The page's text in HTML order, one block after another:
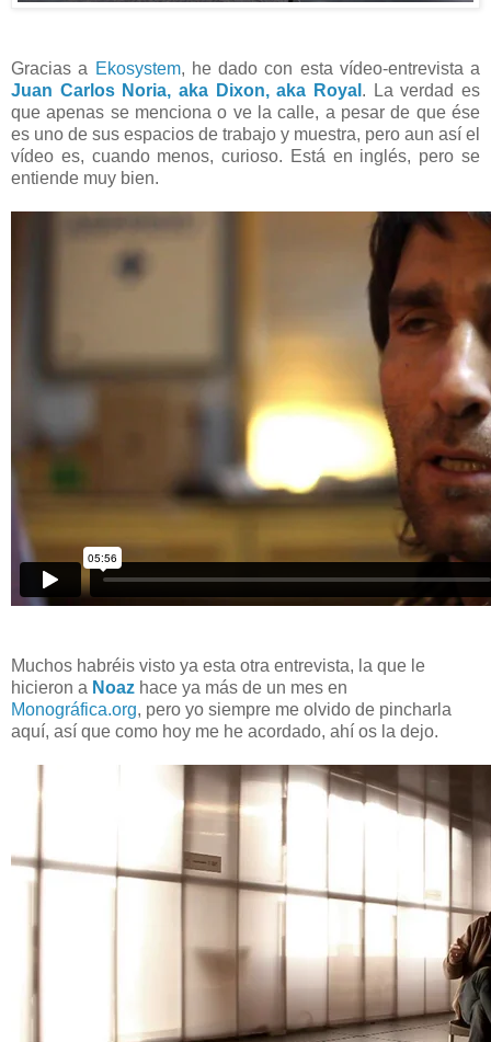
Gracias a Ekosystem, he dado con esta vídeo-entrevista a
Juan Carlos Noria, aka Dixon, aka Royal . La verdad es
que apenas se menciona o ve la calle, a pesar de que ése
es uno de sus espacios de trabajo y muestra, pero aun así el
vídeo es, cuando menos, curioso. Está en inglés, pero se
entiende muy bien.
Muchos habréis visto ya esta otra entrevista, la que le
hicieron a Noaz hace ya más de un mes en
Monográfica.org, pero yo siempre me olvido de pincharla
aquí, así que como hoy me he acordado, ahí os la dejo.